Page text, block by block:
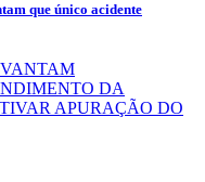
que único acidente